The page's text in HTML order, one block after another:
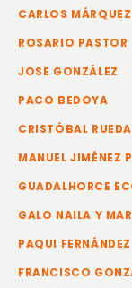
CARLOS
ROSARIO PASTOR
JOSE GONZÁLEZ
PACO BEDOYA
CRISTÓBAL RUEDA
MANUEL JIMÉNEZ
GUADALHORCE
GALO NAILA Y
PAQUI FERNÁNDEZ
FRANCISCO